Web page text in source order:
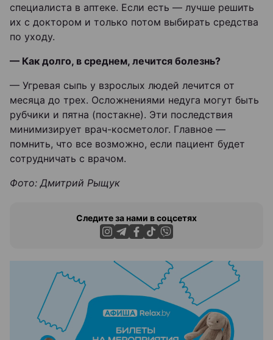
специалиста в аптеке. Если есть — лучше решить
их с доктором и только потом выбирать средства
по уходу.
— Как долго, в среднем, лечится болезнь?
— Угревая сыпь у взрослых людей лечится от
месяца до трех. Осложнениями недуга могут быть
рубчики и пятна (постакне). Эти последствия
минимизирует врач-косметолог. Главное —
помнить, что все возможно, если пациент будет
сотрудничать с врачом.
Фото: Дмитрий Рыщук
Следите за нами в соцсетях